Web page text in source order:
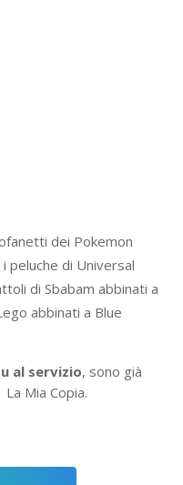
dei Pokemon
peluche di Universal
di Sbabam abbinati a
abbinati a Blue
al servizio, sono già
Mia Copia.